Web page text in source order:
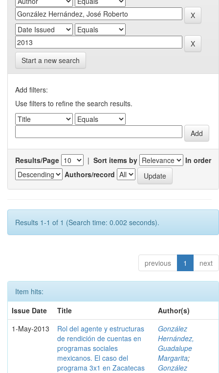
Start a new search
Add filters:
Use filters to refine the search results.
Results/Page | Sort items by
In order
Authors/record
Results 1-1 of 1 (Search time: 0.002 seconds).
previous 1 next
Item hits:
Issue Date
Title
Author(s)
1-May-2013
Rol del agente y estructuras
de rendición de cuentas en
programas sociales
mexicanos. El caso del
programa 3x1 en Zacatecas
González
Hernández,
Guadalupe
Margarita;
González